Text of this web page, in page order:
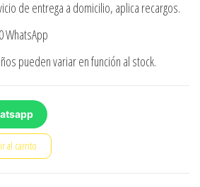
de entrega a domicilio, aplica recargos.
WhatsApp
pueden variar en función al stock.
al carrito